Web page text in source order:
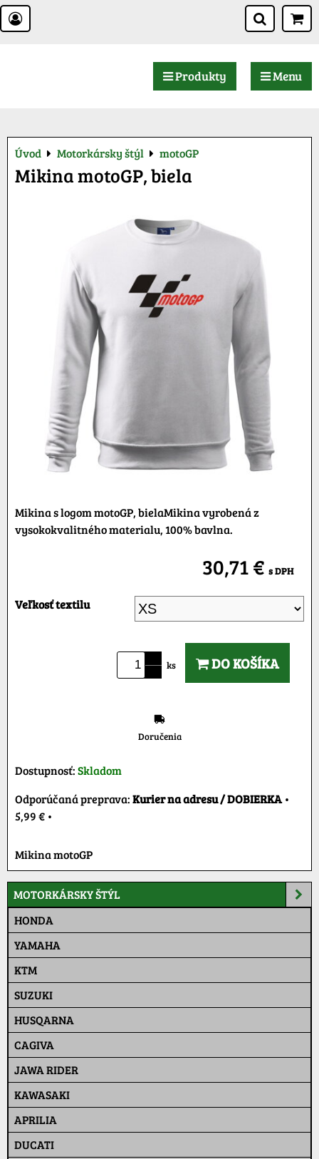
Produkty Menu
Úvod Motorkársky štýl motoGP
Mikina motoGP, biela
Mikina s logom motoGP, bielaMikina vyrobená z
vysokokvalitného materialu, 100% bavlna.
30,71 € s DPH
Veľkosť textilu
ks DO KOŠÍKA
Doručenia
Dostupnosť:Skladom
Kurier na adresu / DOBIERKA•
5,99 € •
Mikina motoGP
MOTORKÁRSKY ŠTÝL
HONDA
YAMAHA
KTM
SUZUKI
HUSQARNA
CAGIVA
JAWA RIDER
KAWASAKI
APRILIA
DUCATI